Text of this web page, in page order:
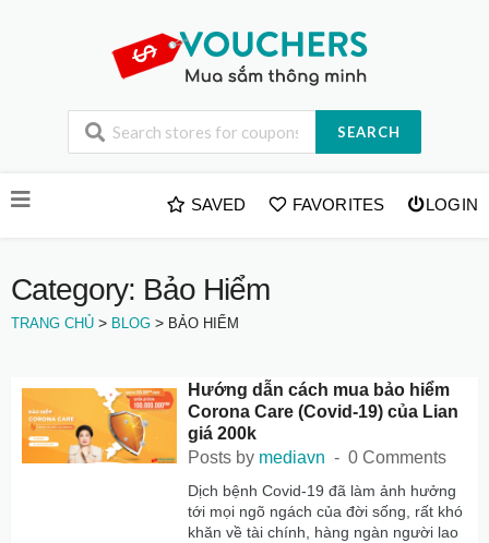
SEARCH
to
SAVED FAVORITES LOGIN
Category: Bảo Hiểm
TRANG CHỦ > BLOG > BẢO HIỂM
Hướng dẫn cách mua bảo hiểm
Corona Care (Covid-19) của Lian
giá 200k
Posts by mediavn 0 Comments
Dịch bệnh Covid-19 đã làm ảnh hưởng
tới mọi ngõ ngách của đời sống, rất khó
khăn về tài chính, hàng ngàn người lao